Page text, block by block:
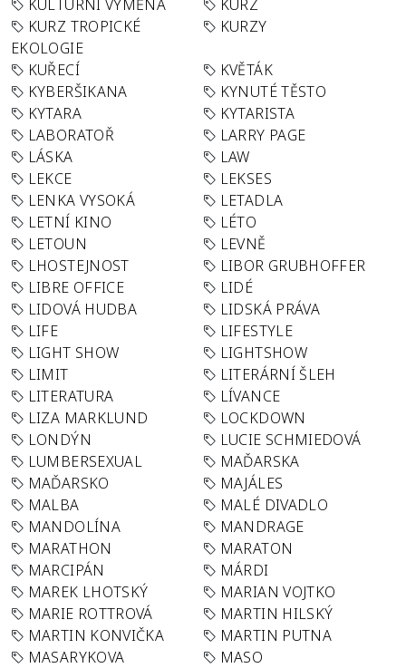
KULTURNÍ VÝMĚNA
KURZ
KURZ TROPICKÉ
EKOLOGIE
KURZY
KUŘECÍ
KVĚTÁK
KYBERŠIKANA
KYNUTÉ TĚSTO
KYTARA
KYTARISTA
LABORATOŘ
LARRY PAGE
LÁSKA
LAW
LEKCE
LEKSES
LENKA VYSOKÁ
LETADLA
LETNÍ KINO
LÉTO
LETOUN
LEVNĚ
LHOSTEJNOST
LIBOR GRUBHOFFER
LIBRE OFFICE
LIDÉ
LIDOVÁ HUDBA
LIDSKÁ PRÁVA
LIFE
LIFESTYLE
LIGHT SHOW
LIGHTSHOW
LIMIT
LITERÁRNÍ ŠLEH
LITERATURA
LÍVANCE
LIZA MARKLUND
LOCKDOWN
LONDÝN
LUCIE SCHMIEDOVÁ
LUMBERSEXUAL
MAĎARSKA
MAĎARSKO
MAJÁLES
MALBA
MALÉ DIVADLO
MANDOLÍNA
MANDRAGE
MARATHON
MARATON
MARCIPÁN
MÁRDI
MAREK LHOTSKÝ
MARIAN VOJTKO
MARIE ROTTROVÁ
MARTIN HILSKÝ
MARTIN KONVIČKA
MARTIN PUTNA
MASARYKOVA
MASO